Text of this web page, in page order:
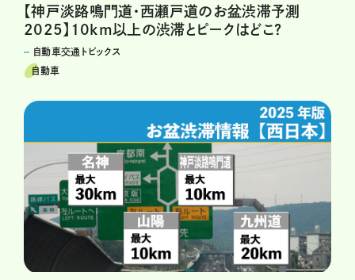
【神戸淡路鳴門道・西瀬戸道のお盆渋滞予測
2025】10km以上の渋滞とピークはどこ?
自動車交通トピックス
自動車